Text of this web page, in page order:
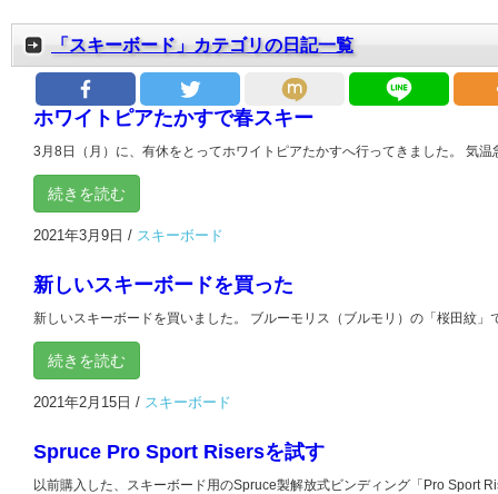
「スキーボード」カテゴリの日記一覧
ホワイトピアたかすで春スキー
3月8日（月）に、有休をとってホワイトピアたかすへ行ってきました。 気
続きを読む
2021年3月9日 / スキーボード
新しいスキーボードを買った
新しいスキーボードを買いました。 ブルーモリス（ブルモリ）の「桜田紋」
続きを読む
2021年2月15日 / スキーボード
Spruce Pro Sport Risersを試す
以前購入した、スキーボード用のSpruce製解放式ビンディング「Pro Sport